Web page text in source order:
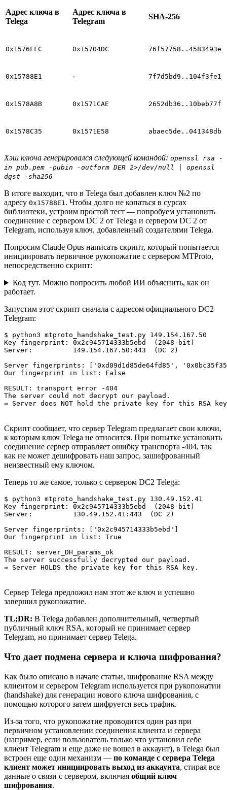
Адрес ключа в
Telega
Адрес ключа в
Telegram
SHA-256
0x1576FFC 0x15704DC 76f57758..4583493e
0x15788E1 - 7f7d5bd9..104f3fe1
0x1578A8B 0x1571CAE 2652db36..10beb77f
0x1578C35 0x1571E58 abaec5de..041348db
Хэш ключа генерировался следующей командой: openssl rsa -
in pub.pem -pubin -outform DER 2>/dev/null | openssl
dgst -sha256
В итоге выходит, что в Telega был добавлен ключ №2 по
адресу 0x15788E1. Чтобы долго не копаться в сурсах
библиотеки, устроим простой тест — попробуем установить
соединение с сервером DC 2 от Telega и сервером DC 2 от
Telegram, используя ключ, добавленный создателями Telega.
Попросим Claude Opus написать скрипт, который попытается
инициировать первичное рукопожатие с сервером MTProto,
непосредственно скрипт:
Код тут. Можно попросить любой ИИ объяснить, как он
работает.
Запустим этот скрипт сначала с адресом официального DC2
Telegram:
$ python3 mtproto_handshake_test.py 149.154.167.50
Key fingerprint: 0x2c945714333b5ebd  (2048-bit)
Server:          149.154.167.50:443  (DC 2)
Server fingerprints: ['0xd09d1d85de64fd85',
Our fingerprint in list: False
RESULT: transport error -404
The server could not decrypt our payload.
Скрипт сообщает, что сервер Telegram предлагает свои ключи,
к которым ключ Telega не относится. При попытке установить
соединение сервер отправляет ошибку транспорта -404, так
как не может дешифровать наш запрос, зашифрованный
неизвестный ему ключом.
Теперь то же самое, только с сервером DC2 Telega:
$ python3
Key fingerprint: 0x2c945714333b5ebd  (2048-bit)
Server:          130.49.152.41:443  (DC 2)
Server fingerprints: ['0x2c945714333b5ebd']
Our fingerprint in list: True
RESULT: server_DH_params_ok
The server successfully decrypted our payload.
Сервер Telega предложил нам этот же ключ и успешно
завершил рукопожатие.
TL;DR: В Telega добавлен дополнительный, четвертый
публичный ключ RSA, который не принимает сервер
Telegram, но принимает сервер Telega.
Что дает подмена сервера и ключа шифрования?
Как было описано в начале статьи, шифрование RSA между
клиентом и сервером Telegram используется при рукопожатии
(handshake) для генерации нового ключа шифрования, с
помощью которого затем шифруется весь трафик.
Из-за того, что рукопожатие проводится один раз при
первичном установлении соединения клиента и сервера
(например, если пользователь только что установил себе
клиент Telegram и еще даже не вошел в аккаунт), в Telega был
встроен еще один механизм — по команде с сервера Telega
клиент может инициировать выход из аккаунта, стирая все
данные о связи с сервером, включая общий ключ
шифрования.